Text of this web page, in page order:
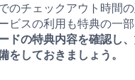
のチェックアウト時間
ビスの利用も特典の一部
ドの特典内容を確認し
をしておきましょう。